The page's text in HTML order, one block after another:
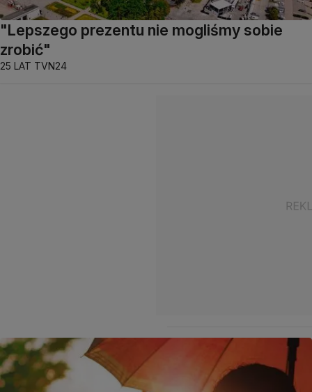
"Lepszego prezentu nie mogliśmy sobie
zrobić"
25 LAT TVN24